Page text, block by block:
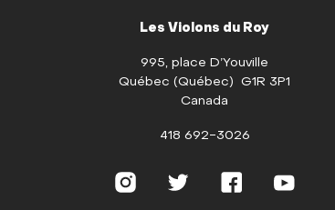
Les Violons du Roy
995, place D’Youville
Québec (Québec) G1R 3P1
Canada
418 692-3026
InstagramTwitterFacebookYoutube